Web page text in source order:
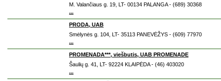
M. Valančiaus g. 19, LT- 00134 PALANGA - (689) 30368
...
PRODA, UAB
Smėlynės g. 104, LT- 35113 PANEVĖŽYS - (609) 77970
...
PROMENADA***, viešbutis, UAB PROMENADE
Šaulių g. 41, LT- 92224 KLAIPĖDA - (46) 403020
...